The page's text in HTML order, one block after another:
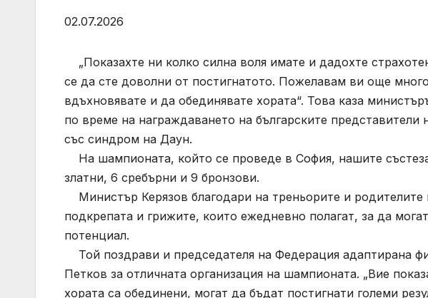
02.07.2026
„Показахте ни колко силна воля имате и дадохте
се да сте доволни от постигнатото. Пожелавам ви още
вдъхновявате и да обединявате хората“. Това каза
по време на награждаването на българските
със синдром на Даун.
На шампионата, който се проведе в София, нашите
златни, 6 сребърни и 9 бронзови.
Министър Керязов благодари на треньорите и родителите
подкрепата и грижите, които ежедневно полагат, за да
потенциал.
Той поздрави и председателя на Федерация адаптирана
Петков за отличната организация на шампионата. „Вие
хората са обединени, могат да бъдат постигнати големи